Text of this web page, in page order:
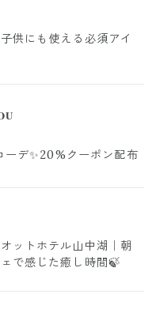
供にも使える必須アイ
デ✨20%クーポン配布
ットホテル山中湖｜朝
で感じた癒し時間🍃